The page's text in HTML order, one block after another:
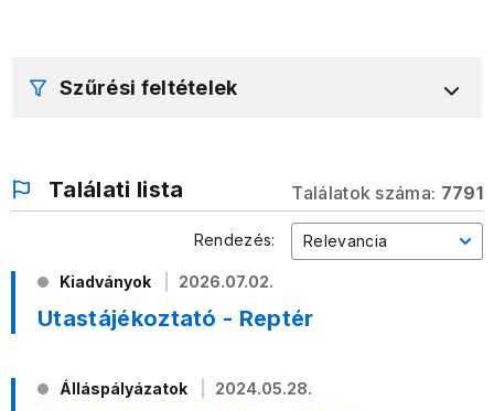
Találati lista Találatok száma: 7791
Rendezés: Relevancia
Kiadványok 2026.07.02.
Utastájékoztató - Reptér
Álláspályázatok 2024.05.28.
Szűrési feltételek